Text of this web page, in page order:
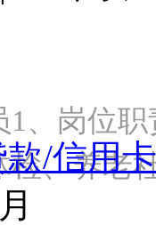
1、岗位
检、养
/信用